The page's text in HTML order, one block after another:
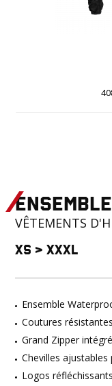
VÊTEMENTS
XS >XXXL
Ensemble
Coutures
Grand Zipper
Chevilles
Logos réfléchissants